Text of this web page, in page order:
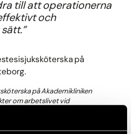
till att operationerna
och
på
på Akademikliniken
om arbetslivet vid
i den omfattande världen av